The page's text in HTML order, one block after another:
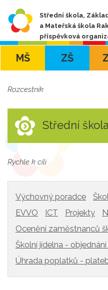
Střední škola,
a Mateřská škola
příspěvková
MŠ ZŠ
Rozcestník
Střední škola
Rychle k cíli
Výchovný poradce
EVVO
ICT Projekty
Ocenění zaměstnanců
Školní jídelna -
Úhrada poplatků -